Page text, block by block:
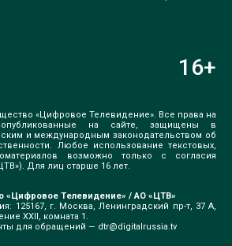
«Цифровое Телевидение». Все права на
на сайте, защищены в
и международным законодательством об
Любое использование текстовых,
возможно только с согласия
Для лиц старше 16 лет.
«Цифровое Телевидение» / АО «ЦТВ»
125167, г. Москва, Ленинградский пр-т, 37 А,
XXII, комната 1.
для обращений — dtr@digitalrussia.tv
16+